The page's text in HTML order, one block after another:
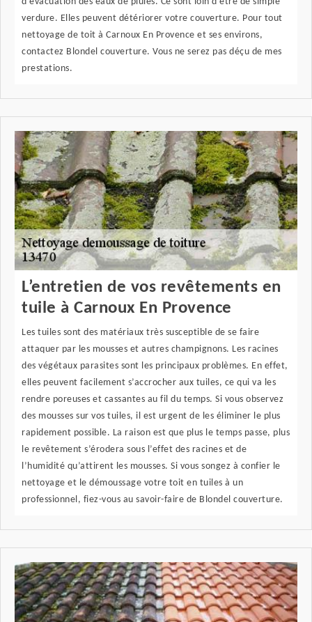
verdure. Elles peuvent détériorer votre couverture. Pour tout
nettoyage de toit à Carnoux En Provence et ses environs,
contactez Blondel couverture. Vous ne serez pas déçu de mes
prestations.
L’entretien de vos revêtements en
tuile à Carnoux En Provence
Les tuiles sont des matériaux très susceptible de se faire
attaquer par les mousses et autres champignons. Les racines
des végétaux parasites sont les principaux problèmes. En effet,
elles peuvent facilement s’accrocher aux tuiles, ce qui va les
rendre poreuses et cassantes au fil du temps. Si vous observez
des mousses sur vos tuiles, il est urgent de les éliminer le plus
rapidement possible. La raison est que plus le temps passe, plus
le revêtement s’érodera sous l’effet des racines et de
l’humidité qu’attirent les mousses. Si vous songez à confier le
nettoyage et le démoussage votre toit en tuiles à un
professionnel, fiez-vous au savoir-faire de Blondel couverture.